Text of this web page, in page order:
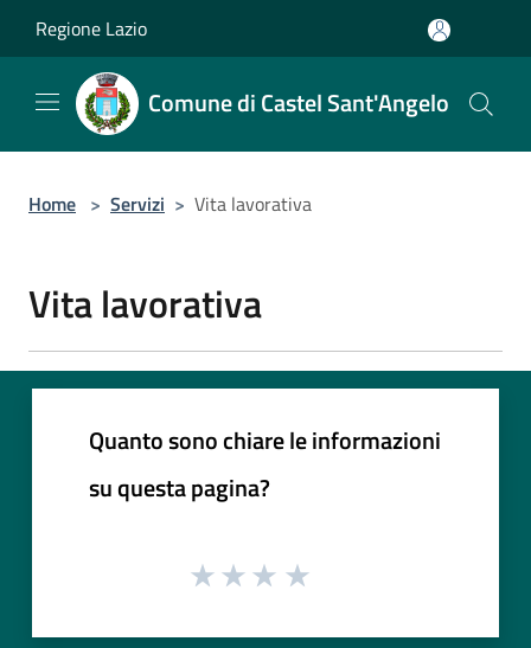
Regione Lazio
Comune di Castel Sant'Angelo
Home > Servizi > Vita lavorativa
Vita lavorativa
Quanto sono chiare le informazioni
su questa pagina?